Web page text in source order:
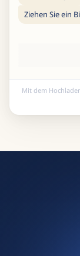
Ziehen Sie ein
Mit dem